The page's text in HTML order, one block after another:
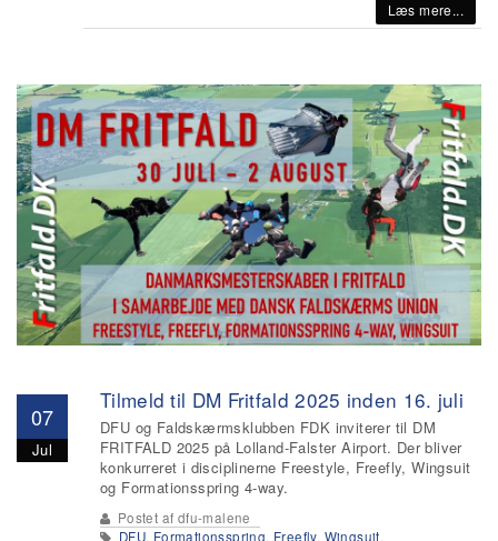
Læs mere...
07
Jul
Tilmeld til DM Fritfald 2025 inden 16. juli
DFU og Faldskærmsklubben FDK inviterer til DM
FRITFALD 2025 på Lolland-Falster Airport. Der bliver
konkurreret i disciplinerne Freestyle, Freefly, Wingsuit
og Formationsspring 4-way.
Postet af dfu-malene
DFU, Formationsspring, Freefly, Wingsuit,